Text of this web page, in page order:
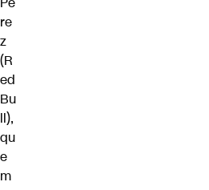
re
z
(R
ed
Bu
ll),
qu
e
m